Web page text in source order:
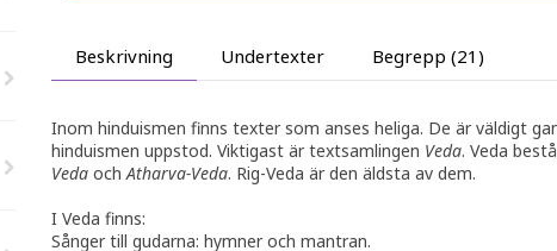
Beskrivning Undertexter Begrepp (21)
Inom hinduismen finns texter som anses heliga. De är väldigt
hinduismen uppstod. Viktigast är textsamlingen Veda. Veda
Veda ochAtharva-Veda. Rig-Veda är den äldsta av dem.
I Veda finns:
Sånger till gudarna: hymner och mantran.